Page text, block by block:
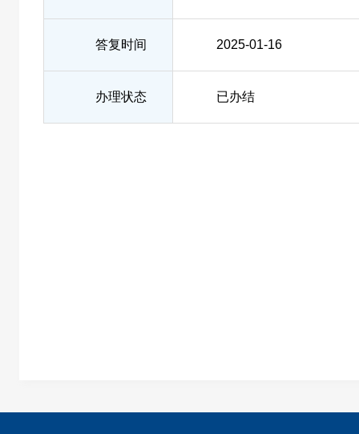
答复时间 2025-01-16
办理状态 已办结